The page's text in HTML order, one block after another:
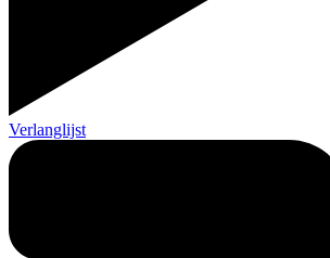
Verlanglijst